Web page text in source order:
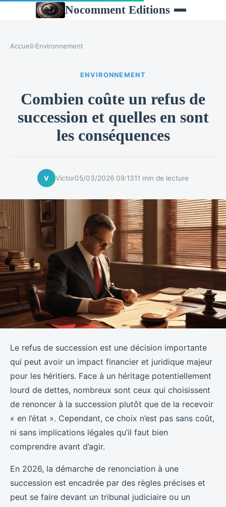
Nocomment Editions
Accueil›Environnement
ENVIRONNEMENT
Combien coûte un refus de
succession et quelles en sont
les conséquences
V Victor05/03/2026 09:1311 min de lecture
Le refus de succession est une décision importante
qui peut avoir un impact financier et juridique majeur
pour les héritiers. Face à un héritage potentiellement
lourd de dettes, nombreux sont ceux qui choisissent
de renoncer à la succession plutôt que de la recevoir
« en l’état ». Cependant, ce choix n’est pas sans coût,
ni sans implications légales qu’il faut bien
comprendre avant d’agir.
En 2026, la démarche de renonciation à une
succession est encadrée par des règles précises et
peut se faire devant un tribunal judiciaire ou un